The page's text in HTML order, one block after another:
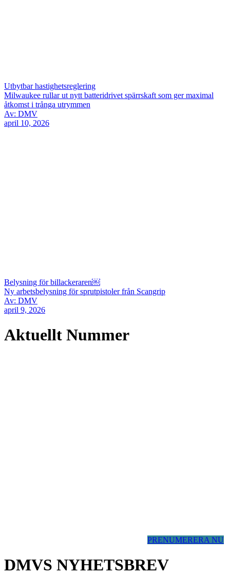
Utbytbar hastighetsreglering
Milwaukee rullar ut nytt batteridrivet spärrskaft som ger maximal
åtkomst i trånga utrymmen
Av: DMV
april 10, 2026
Belysning för billackeraren￼
Ny arbetsbelysning för sprutpistoler från Scangrip
Av: DMV
april 9, 2026
Aktuellt Nummer
PRENUMERERA NU
DMVS NYHETSBREV